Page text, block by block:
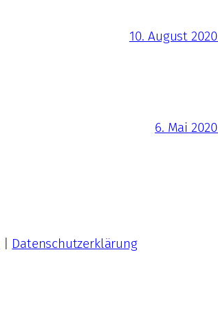
10. August 2020
6. Mai 2020
Datenschutzerklärung